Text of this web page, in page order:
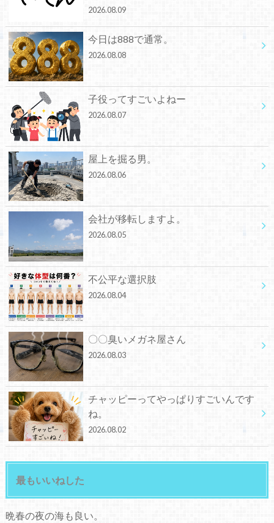
2026.08.09
今日は888で通常。
2026.08.08
子役ってすごいよねー
2026.08.07
屋上を掘る男。
2026.08.06
会社が移転しますよ。
2026.08.05
不公平な選択肢
2026.08.04
〇〇臭いメガネ屋さん
2026.08.03
チャッピーってやっぱりすごいんです
ね。
2026.08.02
最もいいねした
晩春の夜の海も良い。